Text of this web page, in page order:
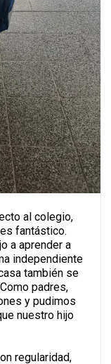
al colegio,
fantástico.
a aprender a
el regreso a
bien
menos
más